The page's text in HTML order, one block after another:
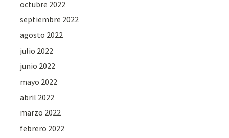
octubre 2022
septiembre 2022
agosto 2022
julio 2022
junio 2022
mayo 2022
abril 2022
marzo 2022
febrero 2022